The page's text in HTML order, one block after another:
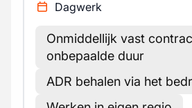
Dagwerk
Onmiddellijk vast
onbepaalde duur
ADR behalen via het